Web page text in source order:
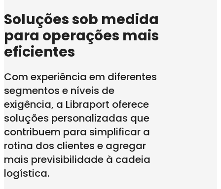
Soluções sob medida
para operações mais
eficientes
Com experiência em diferentes
segmentos e níveis de
exigência, a Libraport oferece
soluções personalizadas que
contribuem para simplificar a
rotina dos clientes e agregar
mais previsibilidade à cadeia
logística.